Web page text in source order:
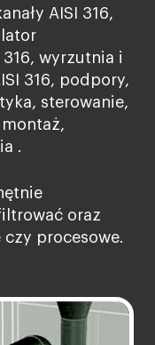
AISI 316,
wyrzutnia i
316, podpory,
sterowanie,
.
oraz
procesowe.